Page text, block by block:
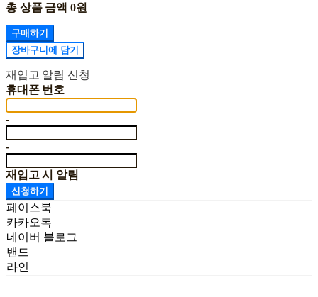
총 상품 금액 0원
구매하기
장바구니에 담기
재입고 알림 신청
휴대폰 번호
-
-
재입고 시 알림
신청하기
페이스북
카카오톡
네이버 블로그
밴드
라인